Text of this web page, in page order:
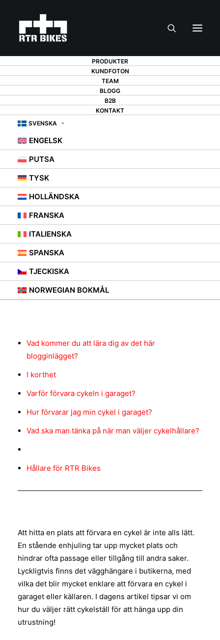
PRODUKTER
KUNDFOTON
TEAM
BLOGG
B2B
KONTAKT
SVENSKA
ENGELSK
PUTSA
TYSK
HOLLÄNDSKA
FRANSKA
ITALIENSKA
SPANSKA
TJECKISKA
NORWEGIAN BOKMÅL
VILKET CYKELSTÄLL
FÖR GARAGET?
22 FEBRUARI 2021 | INCYKELHÄNGARE
Innehåll
Vad kommer du att lära dig av det här
blogginlägget?
I korthet
Varför förvara cykeln i garaget?
Hur förvarar jag min cykel i garaget?
Vad ska man tänka på när man väljer cykelhållare?
Hållare för RTR Bikes
Att hitta en plats att förvara en cykel är inte alls lätt.
En stående enhjuling tar upp mycket plats och
hindrar ofta passage eller tillgång till andra saker.
Lyckligtvis finns det vägghängare i butikerna, med
vilka det blir mycket enklare att förvara en cykel i
garaget eller källaren. I dagens artikel tipsar vi om
hur du väljer rätt cykelställ för att hänga upp din
utrustning!